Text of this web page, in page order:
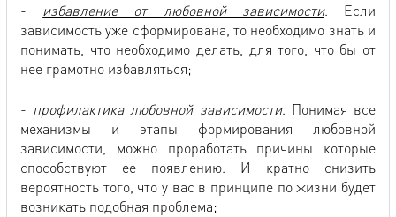
- избавление от любовной зависимости. Если
зависимость уже сформирована, то необходимо знать и
понимать, что необходимо делать, для того, что бы от
нее грамотно избавляться;
- профилактика любовной зависимости. Понимая все
механизмы и этапы формирования любовной
зависимости, можно проработать причины которые
способствуют ее появлению. И кратно снизить
вероятность того, что у вас в принципе по жизни будет
возникать подобная проблема;